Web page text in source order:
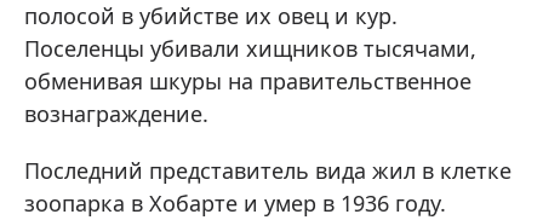
полосой в убийстве их овец и кур.
Поселенцы убивали хищников тысячами,
обменивая шкуры на правительственное
вознаграждение.
Последний представитель вида жил в клетке
зоопарка в Хобарте и умер в 1936 году.